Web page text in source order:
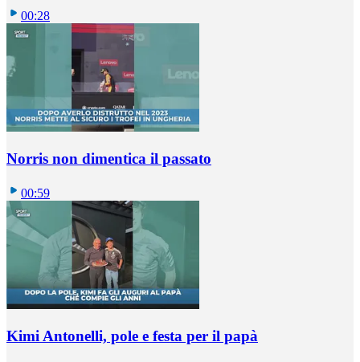
00:28
Norris non dimentica il passato
00:59
Kimi Antonelli, pole e festa per il papà